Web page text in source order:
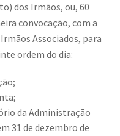
dos Irmãos, ou, 60
convocação, com a
Associados, para
ordem do dia:
da Administração
31 de dezembro de